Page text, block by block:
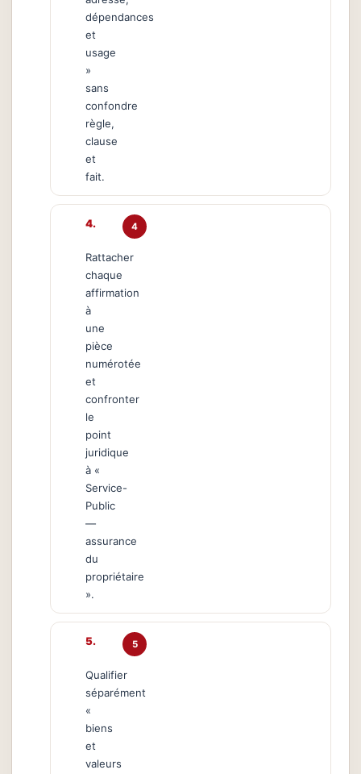
dépendances
et
usage
»
sans
confondre
règle,
clause
et
fait.
4
Rattacher
chaque
affirmation
à
une
pièce
numérotée
et
confronter
le
point
juridique
à «
Service-
Public
—
assurance
du
propriétaire
».
5
Qualifier
séparément
«
biens
et
valeurs